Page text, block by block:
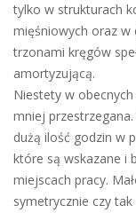
tylko w strukturach
mięśniowych oraz w
trzonami kręgów
amortyzującą.
Niestety w
mniej przestrzegana.
dużą ilość godzin w
które są wskazane i
miejscach pracy.
symetrycznie czy